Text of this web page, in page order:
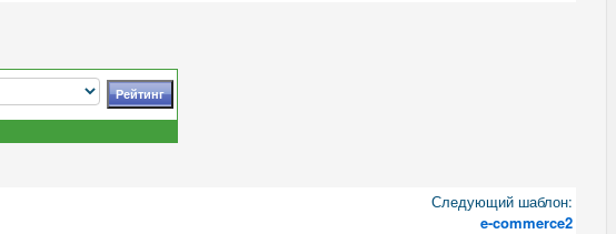
Следующий шаблон:
e-commerce2